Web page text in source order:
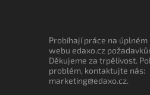
Probíhají práce na
webu edaxo.cz
Děkujeme za trpělivost.
problém, kontaktujte nás:
marketing@edaxo.cz.